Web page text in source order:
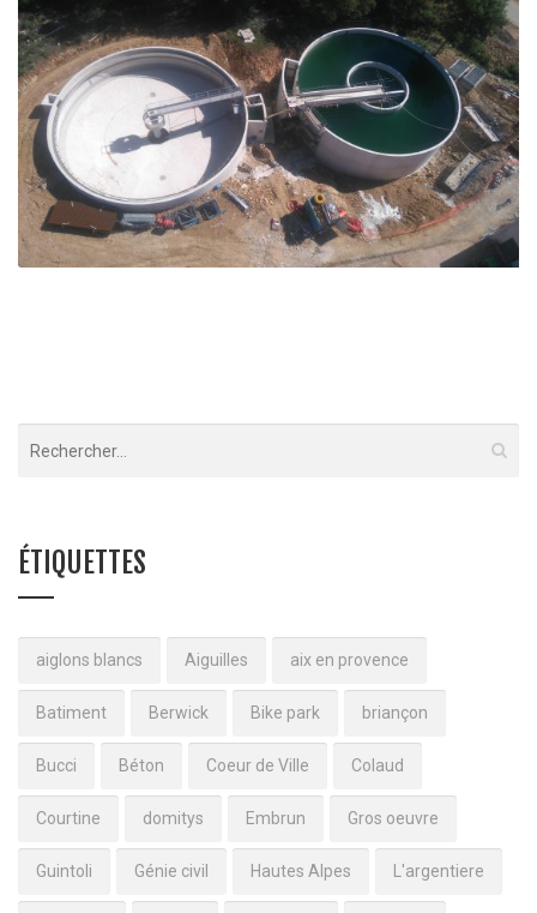
ÉTIQUETTES
aiglons blancs Aiguilles aix en provence
Batiment Berwick Bike park briançon
Bucci Béton Coeur de Ville Colaud
Courtine domitys Embrun Gros oeuvre
Guintoli Génie civil Hautes Alpes L'argentiere